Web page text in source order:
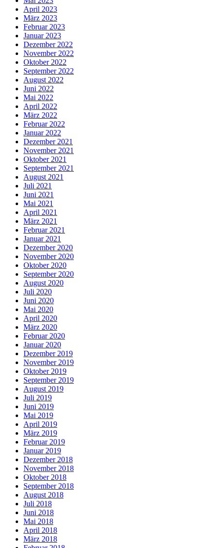
April 2023
März 2023
Februar 2023
Januar 2023
Dezember 2022
November 2022
Oktober 2022
September 2022
August 2022
Juni 2022
Mai 2022
April 2022
März 2022
Februar 2022
Januar 2022
Dezember 2021
November 2021
Oktober 2021
September 2021
August 2021
Juli 2021
Juni 2021
Mai 2021
April 2021
März 2021
Februar 2021
Januar 2021
Dezember 2020
November 2020
Oktober 2020
September 2020
August 2020
Juli 2020
Juni 2020
Mai 2020
April 2020
März 2020
Februar 2020
Januar 2020
Dezember 2019
November 2019
Oktober 2019
September 2019
August 2019
Juli 2019
Juni 2019
Mai 2019
April 2019
März 2019
Februar 2019
Januar 2019
Dezember 2018
November 2018
Oktober 2018
September 2018
August 2018
Juli 2018
Juni 2018
Mai 2018
April 2018
März 2018